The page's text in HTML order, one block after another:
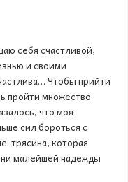
себя счастливой,
и своими
Чтобы прийти
пройти множество
что моя
сил бороться с
трясина, которая
ни малейшей надежды